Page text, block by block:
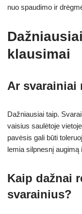
nuo spaudimo ir
klausimai
Ar svarainiai
Dažniausiai taip.
vaisius saulėtoje
pavėsis gali būti
lemia silpnesnį
Kaip dažnai
svarainius?